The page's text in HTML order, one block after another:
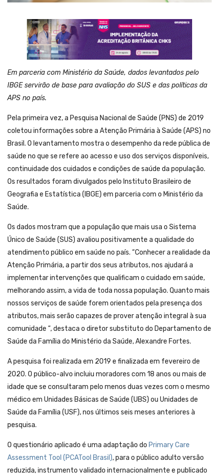
Em parceria com Ministério da Saúde, dados levantados pelo
IBGE servirão de base para avaliação do SUS e das políticas da
APS no país.
Pela primeira vez, a Pesquisa Nacional de Saúde (PNS) de 2019
coletou informações sobre a Atenção Primária à Saúde (APS) no
Brasil. O levantamento mostra o desempenho da rede pública de
saúde no que se refere ao acesso e uso dos serviços disponíveis,
continuidade dos cuidados e condições de saúde da população.
Os resultados foram divulgados pelo Instituto Brasileiro de
Geografia e Estatística (IBGE) em parceria com o Ministério da
Saúde.
Os dados mostram que a população que mais usa o Sistema
Único de Saúde (SUS) avaliou positivamente a qualidade do
atendimento público em saúde no país. “Conhecer a realidade da
Atenção Primária, a partir dos seus atributos, nos ajudará a
implementar intervenções que qualificam o cuidado em saúde,
melhorando assim, a vida de toda nossa população. Quanto mais
nossos serviços de saúde forem orientados pela presença dos
atributos, mais serão capazes de prover atenção integral à sua
comunidade “, destaca o diretor substituto do Departamento de
Saúde da Família do Ministério da Saúde, Alexandre Fortes.
A pesquisa foi realizada em 2019 e finalizada em fevereiro de
2020. O público-alvo incluiu moradores com 18 anos ou mais de
idade que se consultaram pelo menos duas vezes com o mesmo
médico em Unidades Básicas de Saúde (UBS) ou Unidades de
Saúde da Família (USF), nos últimos seis meses anteriores à
pesquisa.
O questionário aplicado é uma adaptação do Primary Care
Assessment Tool (PCATool Brasil), para o público adulto versão
reduzida, instrumento validado internacionalmente e publicado